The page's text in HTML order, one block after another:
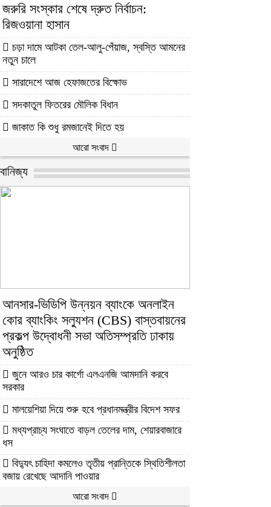
জরুরি সংস্কার শেষে দ্রুত নির্বাচন:
রিজওয়ানা হাসান
চড়া দামে আটকা তেল-আলু-পেঁয়াজ, স্বস্তি আমনের
নতুন চালে
সারাদেশে আজ হেফাজতের বিক্ষোভ
সদকাতুল ফিতরের মৌলিক বিধান
জাকাত কি শুধু রমজানেই দিতে হয়
আরো সংবাদ
বানিজ্য
আনসার-ভিডিপি উন্নয়ন ব্যাংকে অনলাইন
কোর ব্যাংকিং সল্যুশন (CBS) বাস্তবায়নের
প্রকল্প উদ্বোধনী সভা অতিসম্প্রতি ঢাকায়
অনুষ্ঠিত
জুনে আরও চার কার্গো এলএনজি আমদানি করবে
সরকার
মালয়েশিয়া দিয়ে শুরু হবে প্রধানমন্ত্রীর বিদেশ সফর
মধ্যপ্রাচ্য সংঘাতে বাড়ল তেলের দাম, শেয়ারবাজারে
ধস
বিদ্যুৎ চাহিদা কমলেও তৃতীয় প্রান্তিকে স্থিতিশীলতা
বজায় রেখেছে আদানি পাওয়ার
আরো সংবাদ